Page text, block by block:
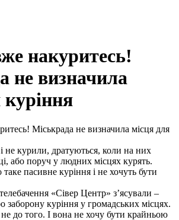
накуритесь!
не визначила
не курили, дратуються, коли на них
або поруч у людних місцях курять.
пасивне куріння і не хочуть бути
«Сівер Центр» з’ясували –
заборону куріння у громадських місцях.
не до того. І вона не хочу бути крайньою